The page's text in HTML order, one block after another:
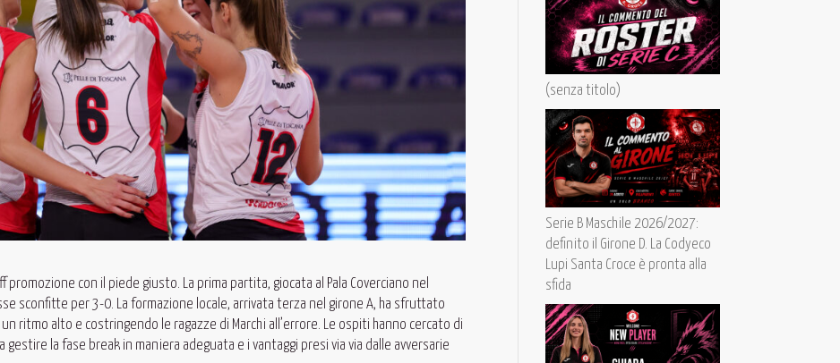
promozione con il piede giusto. La prima partita, giocata al Pala Coverciano nel
sconfitte per 3-0. La formazione locale, arrivata terza nel girone A, ha sfruttato
ritmo alto e costringendo le ragazze di Marchi all’errore. Le ospiti hanno cercato di
la fase break in maniera adeguata e i vantaggi presi via via dalle avversarie
(senza titolo)
Serie B Maschile 2026/2027:
definito il Girone D. La Codyeco
Lupi Santa Croce è pronta alla
sfida